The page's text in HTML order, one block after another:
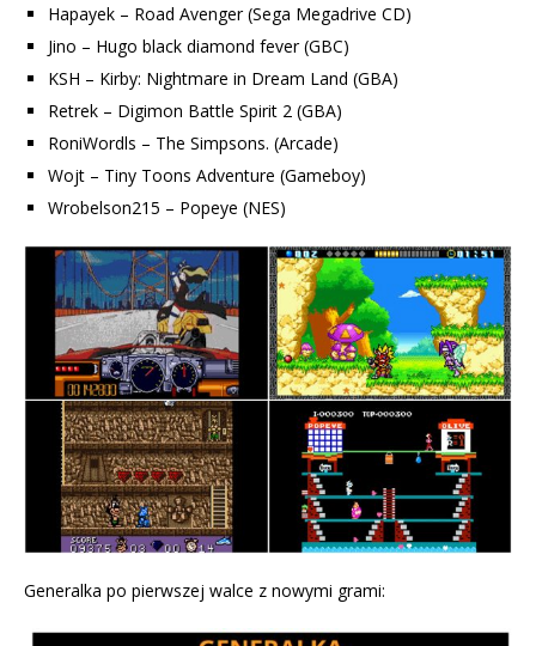
Hapayek – Road Avenger (Sega Megadrive CD)
Jino – Hugo black diamond fever (GBC)
KSH – Kirby: Nightmare in Dream Land (GBA)
Retrek – Digimon Battle Spirit 2 (GBA)
RoniWordls – The Simpsons. (Arcade)
Wojt – Tiny Toons Adventure (Gameboy)
Wrobelson215 – Popeye (NES)
Generalka po pierwszej walce z nowymi grami: